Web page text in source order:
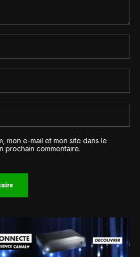
mon e-mail et mon site dans le
prochain commentaire.